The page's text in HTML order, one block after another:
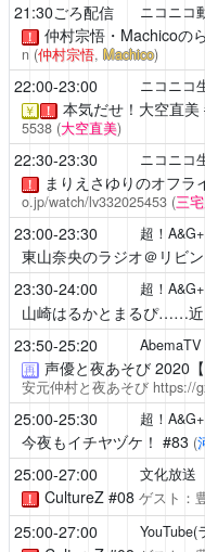
21:30ごろ配信 ニコニコ
！ 仲村宗悟・Machicoの
n (仲村宗悟, Machico)
22:00-23:00 ニコニコ
￥ ！ 本気だせ！大空直美
5538 (大空直美)
22:30-23:30 ニコニコ
！ まりえさゆりのオフラ
o.jp/watch/lv332025453 (三
23:00-23:30 超！A&G+
東山奈央のラジオ＠リビ
23:30-24:00 超！A&G+
山崎はるかとまるぴ……近
23:50-25:20 AbemaTV
再 声優と夜あそび2020
安元仲村と夜あそび https://
25:00-25:30 超！A&G+
今夜もイチヤヅケ！ #83 (
25:00-27:00 文化放送
！ CultureZ#08 ゲスト：
25:00-27:00 YouTube(